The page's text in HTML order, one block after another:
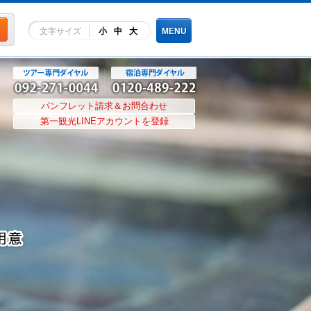
文字サイズ 小 中 大 MENU
パンフレット請求＆お問合わせ
第一観光LINEアカウントを登録